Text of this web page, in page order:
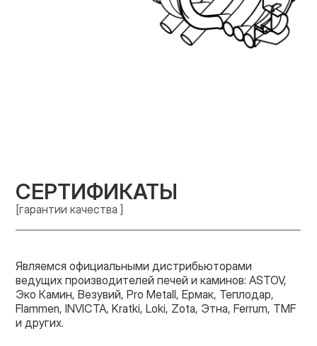
СЕРТИФИКАТЫ
[гарантии качества ]
Являемся официальными дистрибьюторами
ведущих производителей печей и каминов: ASTOV,
Эко Камин, Везувий, Pro Metall, Ермак, Теплодар,
Flammen, INVICTA, Kratki, Loki, Zota, Этна, Ferrum, TMF
и других.